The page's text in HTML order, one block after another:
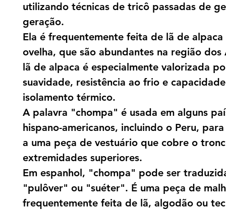
utilizando técnicas de tricô passadas de
geração.
Ela é frequentemente feita de lã de alpaca
ovelha, que são abundantes na região dos
lã de alpaca é especialmente valorizada
suavidade, resistência ao frio e
isolamento térmico.
A palavra "chompa" é usada em alguns
hispano-americanos, incluindo o Peru,
a uma peça de vestuário que cobre o
extremidades superiores.
Em espanhol, "chompa" pode ser
"pulôver" ou "suéter". É uma peça de
frequentemente feita de lã, algodão ou